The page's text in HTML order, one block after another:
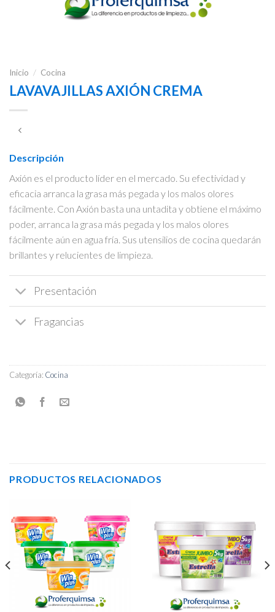
Inicio / Cocina
LAVAVAJILLAS AXIÓN CREMA
Descripción
Axión es el producto líder en el mercado. Su efectividad y
eficacia arranca la grasa más pegada y los malos olores
fácilmente. Con Axión basta una untadita y obtiene el máximo
poder, arranca la grasa más pegada y los malos olores
fácilmente aún en agua fría. Sus utensilios de cocina quedarán
brillantes y relucientes de limpieza.
Presentación
Fragancias
Categoría: Cocina
PRODUCTOS RELACIONADOS